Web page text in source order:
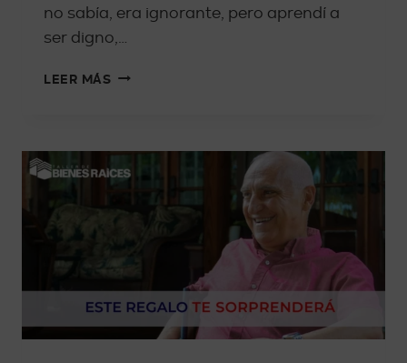
no sabía, era ignorante, pero aprendí a
ser digno,…
LEER MÁS